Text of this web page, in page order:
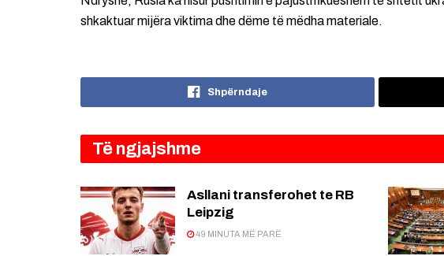
shkaktuar mijëra viktima dhe dëme të mëdha materiale.
Shpërndaje
Të ngjajshme
Asllani transferohet te RB
Leipzig
49 MINUTA MË PARË